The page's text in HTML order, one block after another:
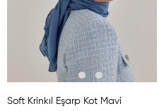
Soft Krinkıl Eşarp Kot Mavi